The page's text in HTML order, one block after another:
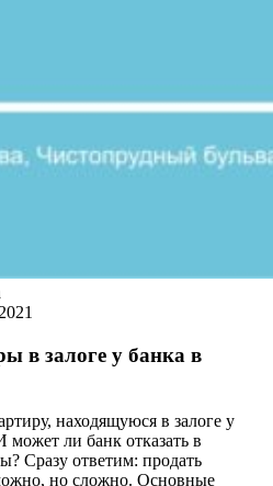
в залоге у банка в
находящуюся в залоге у
может ли банк отказать в
Сразу ответим: продать
но сложно. Основные